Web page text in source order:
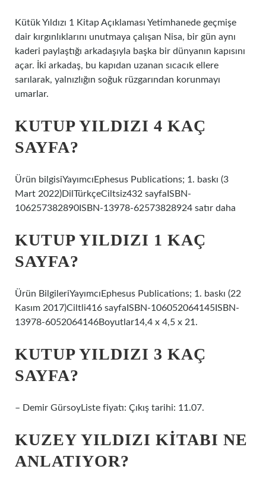
Kütük Yıldızı 1 Kitap Açıklaması Yetimhanede geçmişe
dair kırgınlıklarını unutmaya çalışan Nisa, bir gün aynı
kaderi paylaştığı arkadaşıyla başka bir dünyanın kapısını
açar. İki arkadaş, bu kapıdan uzanan sıcacık ellere
sarılarak, yalnızlığın soğuk rüzgarından korunmayı
umarlar.
KUTUP YILDIZI 4 KAÇ
SAYFA?
Ürün bilgisiYayımcı‎Ephesus Publications; 1. baskı (3
Mart 2022)Dil‎TürkçeCiltsiz‎432 sayfaISBN-
10‎6257382890ISBN-13‎978-62573828924 satır daha
KUTUP YILDIZI 1 KAÇ
SAYFA?
Ürün BilgileriYayımcı‎Ephesus Publications; 1. baskı (22
Kasım 2017)Ciltli‎416 sayfaISBN-10‎6052064145ISBN-
13‎978-6052064146Boyutlar‎14,4 x 4,5 x 21.
KUTUP YILDIZI 3 KAÇ
SAYFA?
– Demir GürsoyListe fiyatı: Çıkış tarihi: 11.07.
KUZEY YILDIZI KITABI NE
ANLATIYOR?